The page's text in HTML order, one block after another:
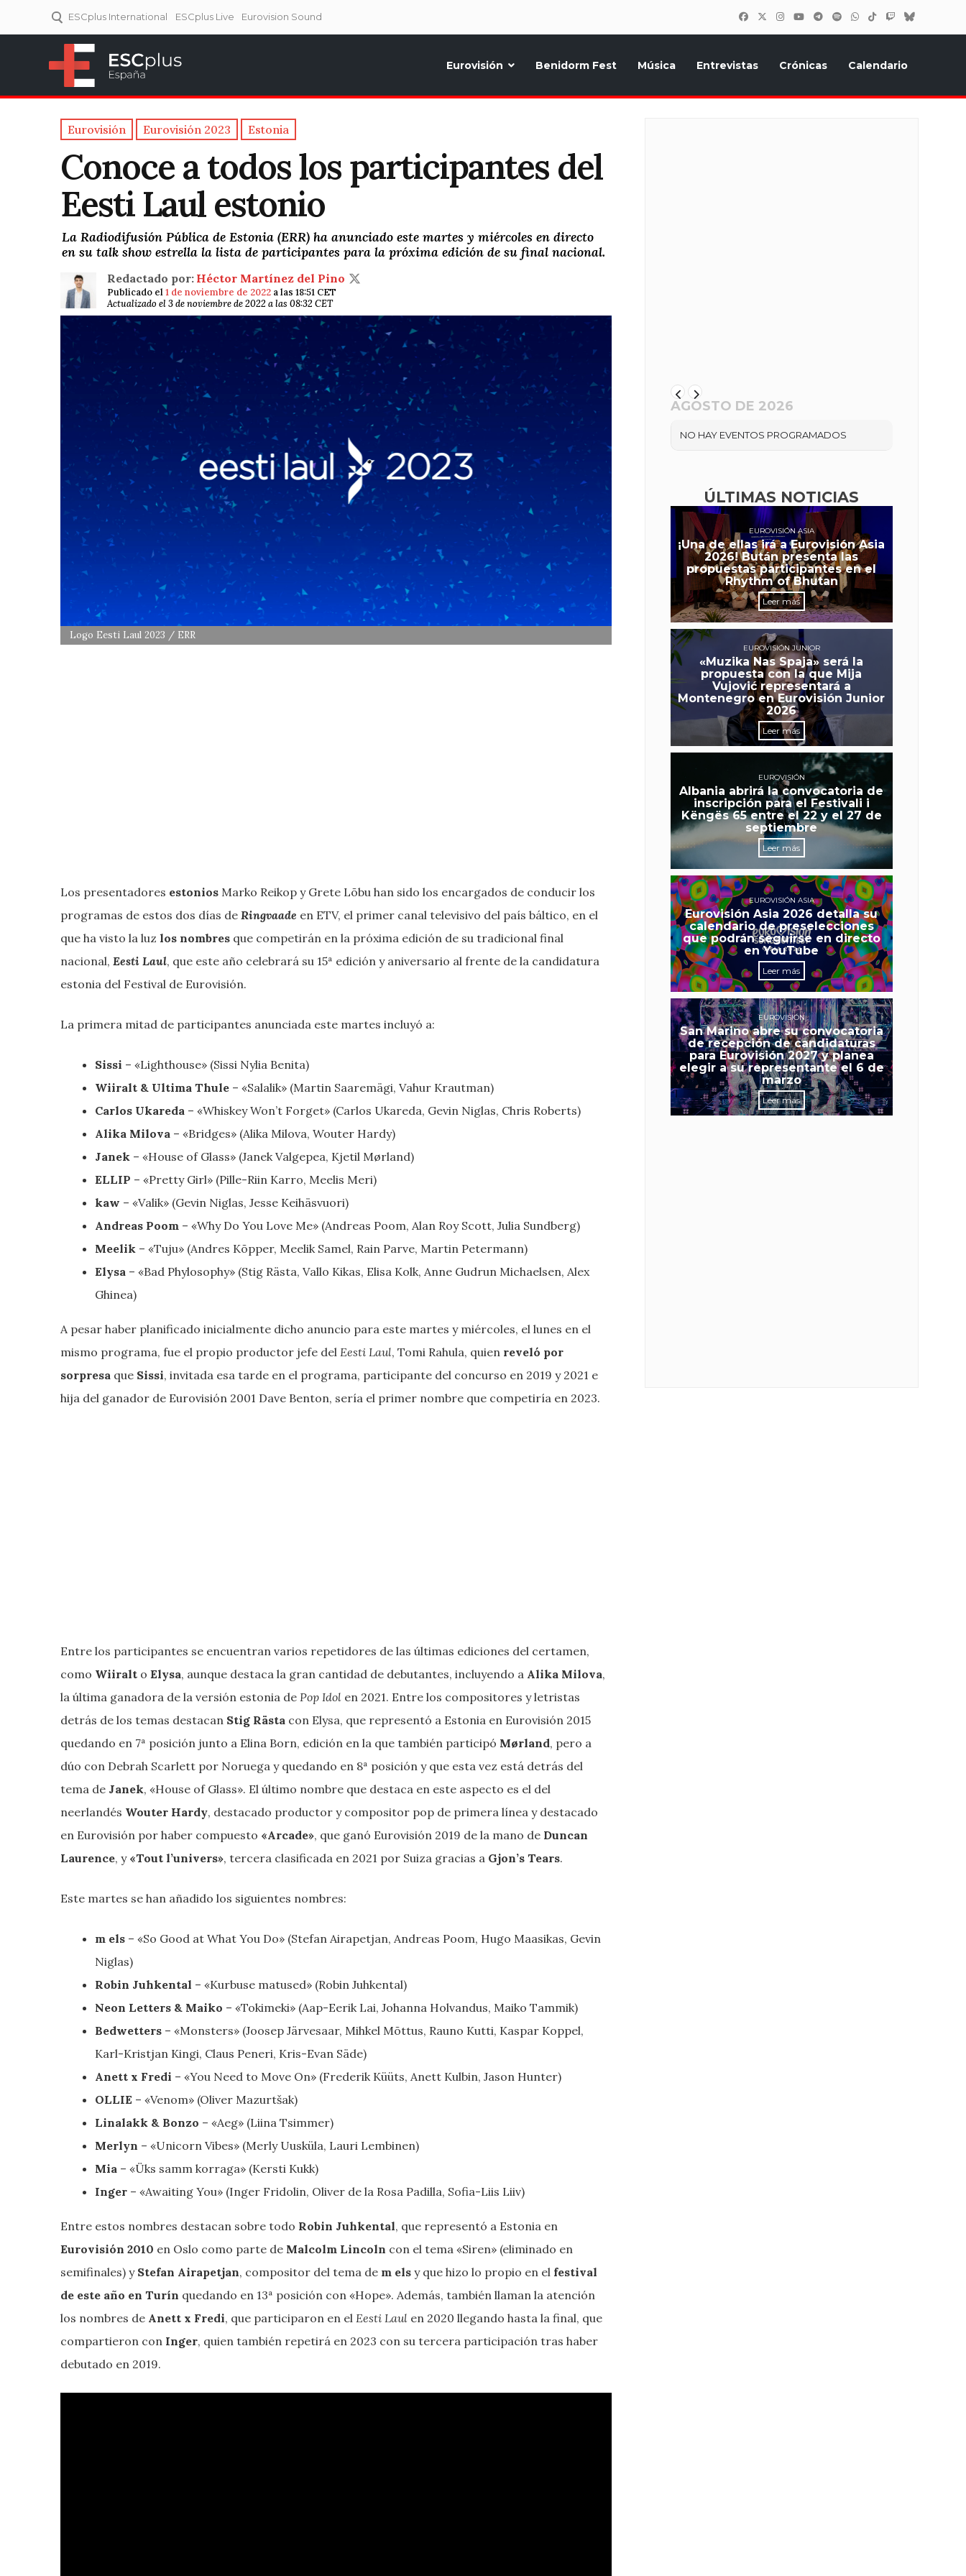
ESCplus International ESCplus Live Eurovision Sound
Eurovisión Benidorm Fest Música Entrevistas Crónicas Calendario
Eurovisión Eurovisión 2023 Estonia
Conoce a todos los participantes del
Eesti Laul estonio
La Radiodifusión Pública de Estonia (ERR) ha anunciado este martes y miércoles en directo
en su talk show estrella la lista de participantes para la próxima edición de su final nacional.
Redactado por: Héctor Martínez del Pino
Publicado el1 de noviembre de 2022 a las 18:51 CET
Actualizado el 3 de noviembre de 2022 a las 08:32 CET
Logo Eesti Laul 2023 / ERR
Los presentadores estonios Marko Reikop y Grete Lõbu han sido los encargados de conducir los
programas de estos dos días de Ringvaade en ETV, el primer canal televisivo del país báltico, en el
que ha visto la luz los nombres que competirán en la próxima edición de su tradicional final
nacional, Eesti Laul, que este año celebrará su 15ª edición y aniversario al frente de la candidatura
estonia del Festival de Eurovisión.
La primera mitad de participantes anunciada este martes incluyó a:
Sissi – «Lighthouse» (Sissi Nylia Benita)
Wiiralt & Ultima Thule – «Salalik» (Martin Saaremägi, Vahur Krautman)
Carlos Ukareda – «Whiskey Won’t Forget» (Carlos Ukareda, Gevin Niglas, Chris Roberts)
Alika Milova – «Bridges» (Alika Milova, Wouter Hardy)
Janek – «House of Glass» (Janek Valgepea, Kjetil Mørland)
ELLIP – «Pretty Girl» (Pille-Riin Karro, Meelis Meri)
kaw – «Valik» (Gevin Niglas, Jesse Keihäsvuori)
Andreas Poom – «Why Do You Love Me» (Andreas Poom, Alan Roy Scott, Julia Sundberg)
Meelik – «Tuju» (Andres Kõpper, Meelik Samel, Rain Parve, Martin Petermann)
Elysa – «Bad Phylosophy» (Stig Rästa, Vallo Kikas, Elisa Kolk, Anne Gudrun Michaelsen, Alex
Ghinea)
A pesar haber planificado inicialmente dicho anuncio para este martes y miércoles, el lunes en el
mismo programa, fue el propio productor jefe del Eesti Laul, Tomi Rahula, quien reveló por
sorpresa que Sissi, invitada esa tarde en el programa, participante del concurso en 2019 y 2021 e
hija del ganador de Eurovisión 2001 Dave Benton, sería el primer nombre que competiría en 2023.
Entre los participantes se encuentran varios repetidores de las últimas ediciones del certamen,
como Wiiralt o Elysa, aunque destaca la gran cantidad de debutantes, incluyendo a Alika Milova,
la última ganadora de la versión estonia de Pop Idol en 2021. Entre los compositores y letristas
detrás de los temas destacan Stig Rästa con Elysa, que representó a Estonia en Eurovisión 2015
quedando en 7ª posición junto a Elina Born, edición en la que también participó Mørland, pero a
dúo con Debrah Scarlett por Noruega y quedando en 8ª posición y que esta vez está detrás del
tema de Janek, «House of Glass». El último nombre que destaca en este aspecto es el del
neerlandés Wouter Hardy, destacado productor y compositor pop de primera línea y destacado
en Eurovisión por haber compuesto «Arcade», que ganó Eurovisión 2019 de la mano de Duncan
Laurence, y «Tout l’univers», tercera clasificada en 2021 por Suiza gracias a Gjon’s Tears.
Este martes se han añadido los siguientes nombres:
m els – «So Good at What You Do» (Stefan Airapetjan, Andreas Poom, Hugo Maasikas, Gevin
Niglas)
Robin Juhkental – «Kurbuse matused» (Robin Juhkental)
Neon Letters & Maiko – «Tokimeki» (Aap-Eerik Lai, Johanna Holvandus, Maiko Tammik)
Bedwetters – «Monsters» (Joosep Järvesaar, Mihkel Mõttus, Rauno Kutti, Kaspar Koppel,
Karl-Kristjan Kingi, Claus Peneri, Kris-Evan Säde)
Anett x Fredi – «You Need to Move On» (Frederik Küüts, Anett Kulbin, Jason Hunter)
OLLIE – «Venom» (Oliver Mazurtšak)
Linalakk & Bonzo – «Aeg» (Liina Tsimmer)
Merlyn – «Unicorn Vibes» (Merly Uusküla, Lauri Lembinen)
Mia – «Üks samm korraga» (Kersti Kukk)
Inger – «Awaiting You» (Inger Fridolin, Oliver de la Rosa Padilla, Sofia-Liis Liiv)
Entre estos nombres destacan sobre todo Robin Juhkental, que representó a Estonia en
Eurovisión 2010 en Oslo como parte de Malcolm Lincoln con el tema «Siren» (eliminado en
semifinales) y Stefan Airapetjan, compositor del tema de m els y que hizo lo propio en el festival
de este año en Turín quedando en 13ª posición con «Hope». Además, también llaman la atención
los nombres de Anett x Fredi, que participaron en el Eesti Laul en 2020 llegando hasta la final, que
compartieron con Inger, quien también repetirá en 2023 con su tercera participación tras haber
debutado en 2019.
AGOSTO DE 2026
NO HAY EVENTOS PROGRAMADOS
ÚLTIMAS NOTICIAS
EUROVISIÓN ASIA
¡Una de ellas irá a Eurovisión Asia
2026! Bután presenta las
propuestas participantes en el
Rhythm of Bhutan
Leer más
EUROVISIÓN JUNIOR
«Muzika Nas Spaja» será la
propuesta con la que Mija
Vujović representará a
Montenegro en Eurovisión Junior
2026
Leer más
EUROVISIÓN
Albania abrirá la convocatoria de
inscripción para el Festivali i
Këngës 65 entre el 22 y el 27 de
septiembre
Leer más
EUROVISIÓN ASIA
Eurovisión Asia 2026 detalla su
calendario de preselecciones
que podrán seguirse en directo
en YouTube
Leer más
EUROVISIÓN
San Marino abre su convocatoria
de recepción de candidaturas
para Eurovisión 2027 y planea
elegir a su representante el 6 de
marzo
Leer más